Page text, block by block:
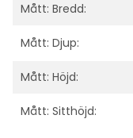
Mått: Bredd:
Mått: Djup:
Mått: Höjd:
Mått: Sitthöjd: